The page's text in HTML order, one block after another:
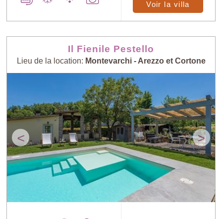
Voir la villa
Il Fienile Pestello
Lieu de la location: Montevarchi - Arezzo et Cortone
< >